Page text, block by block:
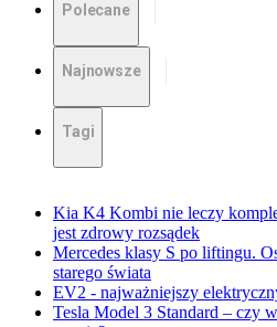
Polecane
Najnowsze
Tagi
Kia K4 Kombi nie leczy
jest zdrowy rozsądek
Mercedes klasy S po liftingu.
starego świata
EV2 - najważniejszy
Tesla Model 3 Standard – czy